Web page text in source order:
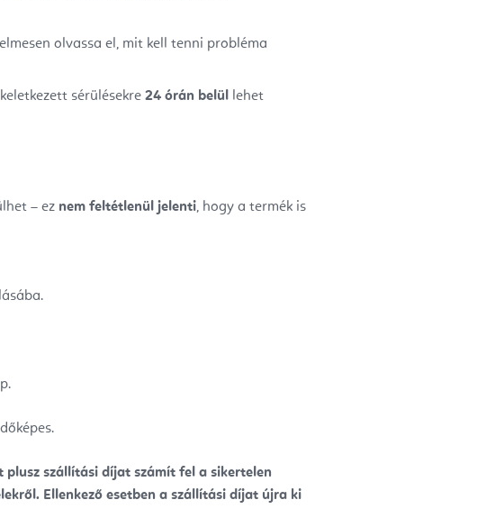
olvassa el, mit kell tenni probléma
sérülésekre 24 órán belül lehet
– ez nem feltétlenül jelenti, hogy a termék is
szállítási díjat számít fel a sikertelen
Ellenkező esetben a szállítási díjat újra ki